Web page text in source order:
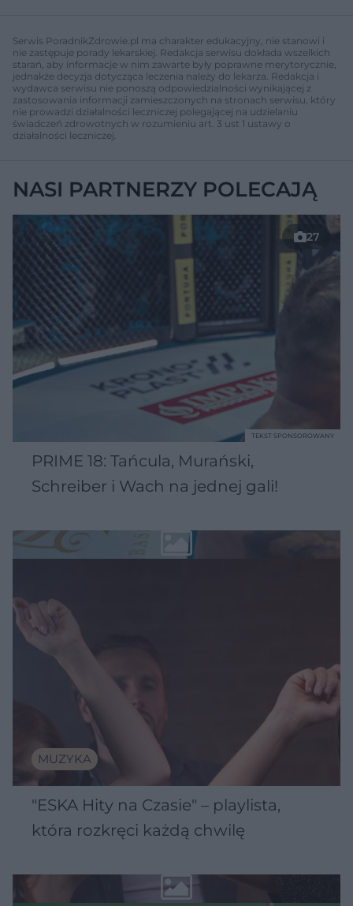
Serwis PoradnikZdrowie.pl ma charakter edukacyjny, nie stanowi i
nie zastępuje porady lekarskiej. Redakcja serwisu dokłada wszelkich
starań, aby informacje w nim zawarte były poprawne merytorycznie,
jednakże decyzja dotycząca leczenia należy do lekarza. Redakcja i
wydawca serwisu nie ponoszą odpowiedzialności wynikającej z
zastosowania informacji zamieszczonych na stronach serwisu, który
nie prowadzi działalności leczniczej polegającej na udzielaniu
świadczeń zdrowotnych w rozumieniu art. 3 ust 1 ustawy o
działalności leczniczej.
NASI PARTNERZY POLECAJĄ
27
PRIME 18: Tańcula, Murański,
Schreiber i Wach na jednej gali!
TEKST SPONSOROWANY
MUZYKA
"ESKA Hity na Czasie" – playlista,
która rozkręci każdą chwilę